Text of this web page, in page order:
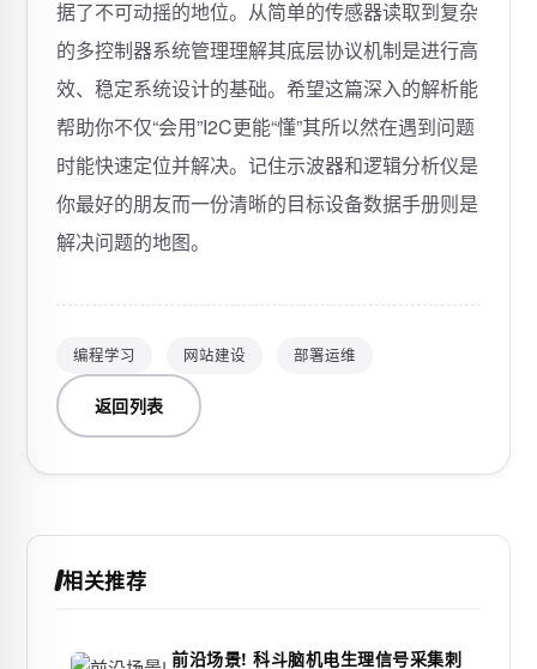
据了不可动摇的地位。从简单的传感器读取到复杂
的多控制器系统管理理解其底层协议机制是进行高
效、稳定系统设计的基础。希望这篇深入的解析能
帮助你不仅“会用”I2C更能“懂”其所以然在遇到问题
时能快速定位并解决。记住示波器和逻辑分析仪是
你最好的朋友而一份清晰的目标设备数据手册则是
解决问题的地图。
编程学习 网站建设 部署运维
返回列表
相关推荐
前沿场景! 科斗脑机电生理信号采集刺